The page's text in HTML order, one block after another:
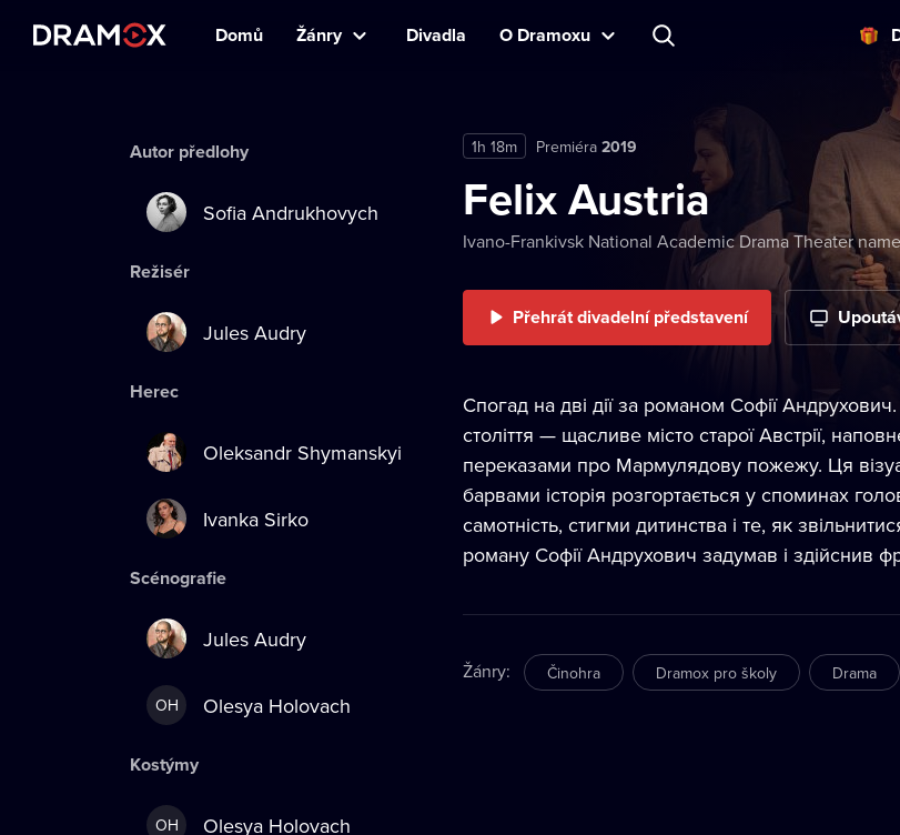
Domů Žánry Divadla O Dramoxu
1h 18m Premiéra 2019
Felix Austria
Ivano-Frankivsk National Academic Drama Theater
Přehrát divadelní představení
Спогад на дві дії за романом Софії
століття — щасливе місто старої Австрії,
переказами про Мармулядову пожежу. Ця
барвами історія розгортається у споминах
самотність, стигми дитинства і те, як
роману Софії Андрухович задумав і
Žánry: Činohra Dramox pro školy Drama
Autor předlohy
Sofia Andrukhovych
Režisér
Jules Audry
Herec
Oleksandr Shymanskyi
Ivanka Sirko
Scénografie
Jules Audry
OH Olesya Holovach
Kostýmy
OH Olesya Holovach